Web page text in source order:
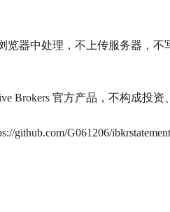
览器中处理，不上传服务器，不
Brokers 官方产品，不构成投
github.com/G061206/ibkrstatement